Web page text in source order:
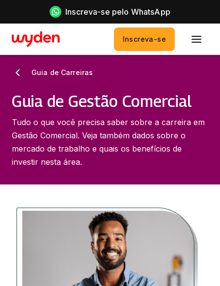
Inscreva-se pelo WhatsApp
Inscreva-se
Guia de Carreiras
Guia de Gestão Comercial
Tudo o que você precisa saber sobre a carreira em
Gestão Comercial. Veja também dados sobre o
mercado de trabalho e quais os benefícios de
investir nesta área.